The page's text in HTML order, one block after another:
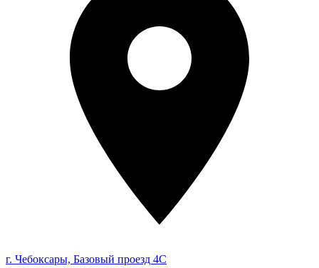
г. Чебоксары, Базовый проезд 4С